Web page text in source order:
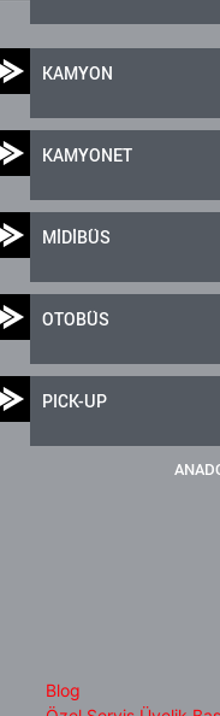
KAMYON
KAMYONET
MİDİBÜS
OTOBÜS
PICK-UP
Blog